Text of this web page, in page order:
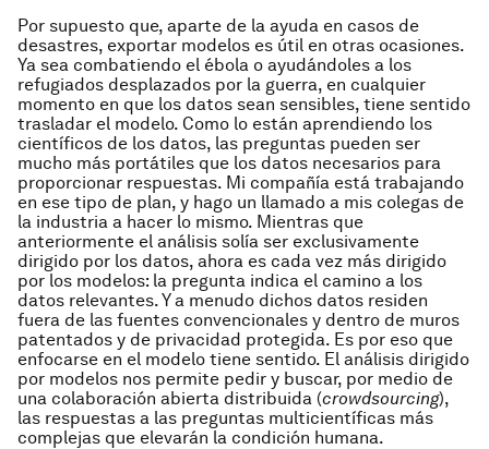
Por supuesto que, aparte de la ayuda en casos de
desastres, exportar modelos es útil en otras ocasiones.
Ya sea combatiendo el ébola o ayudándoles a los
refugiados desplazados por la guerra, en cualquier
momento en que los datos sean sensibles, tiene sentido
trasladar el modelo. Como lo están aprendiendo los
científicos de los datos, las preguntas pueden ser
mucho más portátiles que los datos necesarios para
proporcionar respuestas. Mi compañía está trabajando
en ese tipo de plan, y hago un llamado a mis colegas de
la industria a hacer lo mismo. Mientras que
anteriormente el análisis solía ser exclusivamente
dirigido por los datos, ahora es cada vez más dirigido
por los modelos: la pregunta indica el camino a los
datos relevantes.Y a menudo dichos datos residen
fuera de las fuentes convencionales y dentro de muros
patentados y de privacidad protegida. Es por eso que
enfocarse en el modelo tiene sentido. El análisis dirigido
por modelos nos permite pedir y buscar, por medio de
una colaboración abierta distribuida (crowdsourcing),
las respuestas a las preguntas multicientíficas más
complejas que elevarán la condición humana.